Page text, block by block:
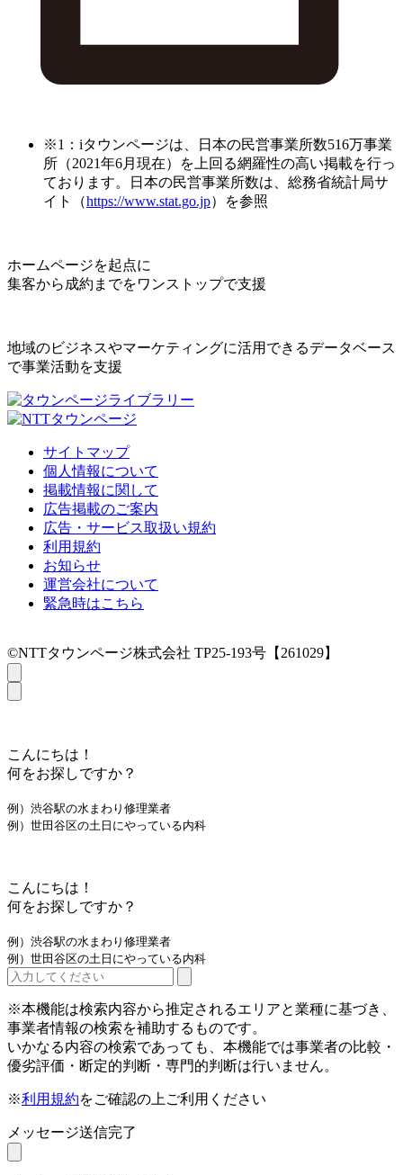
※1：iタウンページは、日本の民営事業所数516万事業
所（2021年6月現在）を上回る網羅性の高い掲載を行っ
ております。日本の民営事業所数は、総務省統計局サ
イト（https://www.stat.go.jp）を参照
ホームページを起点に
集客から成約までをワンストップで支援
地域のビジネスやマーケティングに活用できるデータベース
で事業活動を支援
サイトマップ
個人情報について
掲載情報に関して
広告掲載のご案内
広告・サービス取扱い規約
利用規約
お知らせ
運営会社について
緊急時はこちら
©NTTタウンページ株式会社 TP25-193号【261029】
こんにちは！
何をお探しですか？
例）渋谷駅の水まわり修理業者
例）世田谷区の土日にやっている内科
こんにちは！
何をお探しですか？
例）渋谷駅の水まわり修理業者
例）世田谷区の土日にやっている内科
※本機能は検索内容から推定されるエリアと業種に基づき、
事業者情報の検索を補助するものです。
いかなる内容の検索であっても、本機能では事業者の比較・
優劣評価・断定的判断・専門的判断は行いません。
※利用規約をご確認の上ご利用ください
メッセージ送信完了